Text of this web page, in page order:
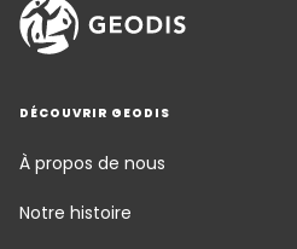
DÉCOUVRIR GEODIS
À propos de nous
Notre histoire